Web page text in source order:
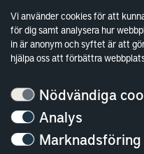
Vi använder cookies för att
för dig samt analysera hur
in är anonym och syftet är att
hjälpa oss att förbättra
Nödvändiga
Analys
Marknadsföring
Sök